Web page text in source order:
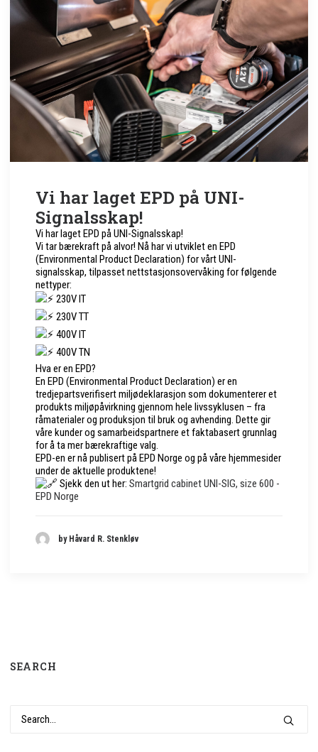
Vi har laget EPD på UNI-
Signalsskap!
Vi har laget EPD på UNI-Signalsskap!
Vi tar bærekraft på alvor! Nå har vi utviklet en EPD
(Environmental Product Declaration) for vårt UNI-
signalsskap, tilpasset nettstasjonsovervåking for følgende
nettyper:
230V IT
230V TT
400V IT
400V TN
Hva er en EPD?
En EPD (Environmental Product Declaration) er en
tredjepartsverifisert miljødeklarasjon som dokumenterer et
produkts miljøpåvirkning gjennom hele livssyklusen – fra
råmaterialer og produksjon til bruk og avhending. Dette gir
våre kunder og samarbeidspartnere et faktabasert grunnlag
for å ta mer bærekraftige valg.
EPD-en er nå publisert på EPD Norge og på våre hjemmesider
under de aktuelle produktene!
Sjekk den ut her: Smartgrid cabinet UNI-SIG, size 600 -
EPD Norge
by Håvard R. Stenkløv
SEARCH